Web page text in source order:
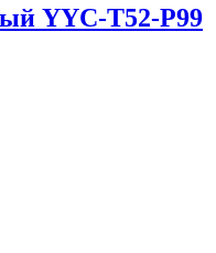
YYC-T52-P99